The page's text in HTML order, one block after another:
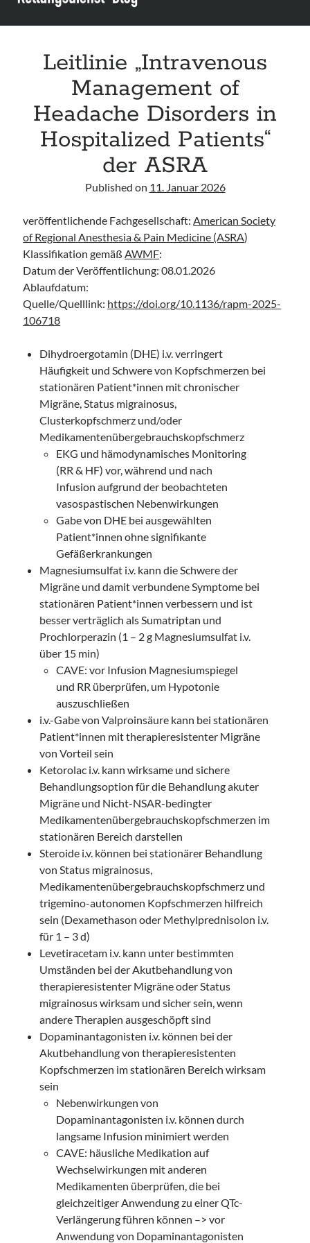
Assessment and Management in the Emergency Department“ der IAEM
Leitlinie „Management of Hypercalcaemia in Adult Patients in the
Leitlinie „Behavioural Emergencies in Emergency Departments“ der IFEM
Leitlinie „Intravenous
Management of
Headache Disorders in
Hospitalized Patients“
der ASRA
Published on 11. Januar 2026
veröffentlichende Fachgesellschaft:American Society
of Regional Anesthesia & Pain Medicine (ASRA)
Klassifikation gemäßAWMF:
Datum der Veröffentlichung: 08.01.2026
Ablaufdatum:
Quelle/Quelllink: https://doi.org/10.1136/rapm-2025-
106718
Dihydroergotamin (DHE) i.v. verringert
Häufigkeit und Schwere von Kopfschmerzen bei
stationären Patient*innen mit chronischer
Migräne, Status migrainosus,
Clusterkopfschmerz und/oder
Medikamentenübergebrauchskopfschmerz
EKG und hämodynamisches Monitoring
(RR & HF) vor, während und nach
Infusion aufgrund der beobachteten
vasospastischen Nebenwirkungen
Gabe von DHE bei ausgewählten
Patient*innen ohne signifikante
Gefäßerkrankungen
Magnesiumsulfat i.v. kann die Schwere der
Migräne und damit verbundene Symptome bei
stationären Patient*innen verbessern und ist
besser verträglich als Sumatriptan und
Prochlorperazin (1 – 2 g Magnesiumsulfat i.v.
über 15 min)
CAVE: vor Infusion Magnesiumspiegel
und RR überprüfen, um Hypotonie
auszuschließen
i.v.-Gabe von Valproinsäure kann bei stationären
Patient*innen mit therapieresistenter Migräne
von Vorteil sein
Ketorolac i.v. kann wirksame und sichere
Behandlungsoption für die Behandlung akuter
Migräne und Nicht-NSAR-bedingter
Medikamentenübergebrauchskopfschmerzen im
stationären Bereich darstellen
Steroide i.v. können bei stationärer Behandlung
von Status migrainosus,
Medikamentenübergebrauchskopfschmerz und
trigemino-autonomen Kopfschmerzen hilfreich
sein (Dexamethason oder Methylprednisolon i.v.
für 1 – 3 d)
Levetiracetam i.v. kann unter bestimmten
Umständen bei der Akutbehandlung von
therapieresistenter Migräne oder Status
migrainosus wirksam und sicher sein, wenn
andere Therapien ausgeschöpft sind
Dopaminantagonisten i.v. können bei der
Akutbehandlung von therapieresistenten
Kopfschmerzen im stationären Bereich wirksam
sein
Nebenwirkungen von
Dopaminantagonisten i.v. können durch
langsame Infusion minimiert werden
CAVE: häusliche Medikation auf
Wechselwirkungen mit anderen
Medikamenten überprüfen, die bei
gleichzeitiger Anwendung zu einer QTc-
Verlängerung führen können –> vor
Anwendung von Dopaminantagonisten